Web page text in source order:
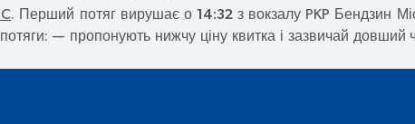
IC. Перший потяг вирушає о 14:32з вокзалу PKP Бендзин
— пропонують нижчу ціну квитка і зазвичай довший